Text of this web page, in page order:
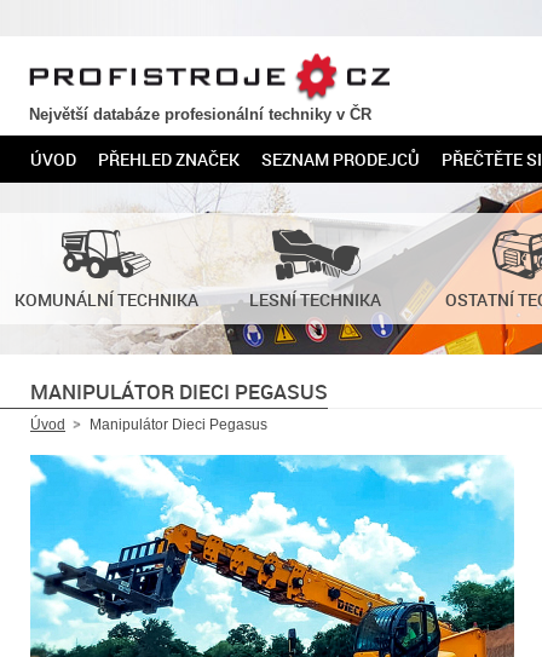
PROFISTROJE.CZ
Největší databáze profesionální techniky v ČR
ÚVOD PŘEHLED ZNAČEK SEZNAM PRODEJCŮ PŘEČTĚTE SI
KOMUNÁLNÍ TECHNIKA LESNÍ TECHNIKA OSTATNÍ
MANIPULÁTOR DIECI PEGASUS
Úvod Manipulátor Dieci Pegasus